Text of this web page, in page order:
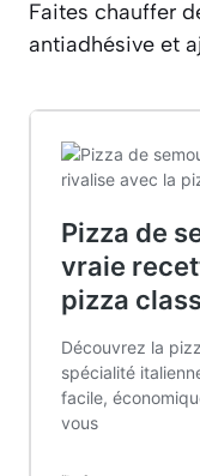
Faites chauffer
antiadhésive et